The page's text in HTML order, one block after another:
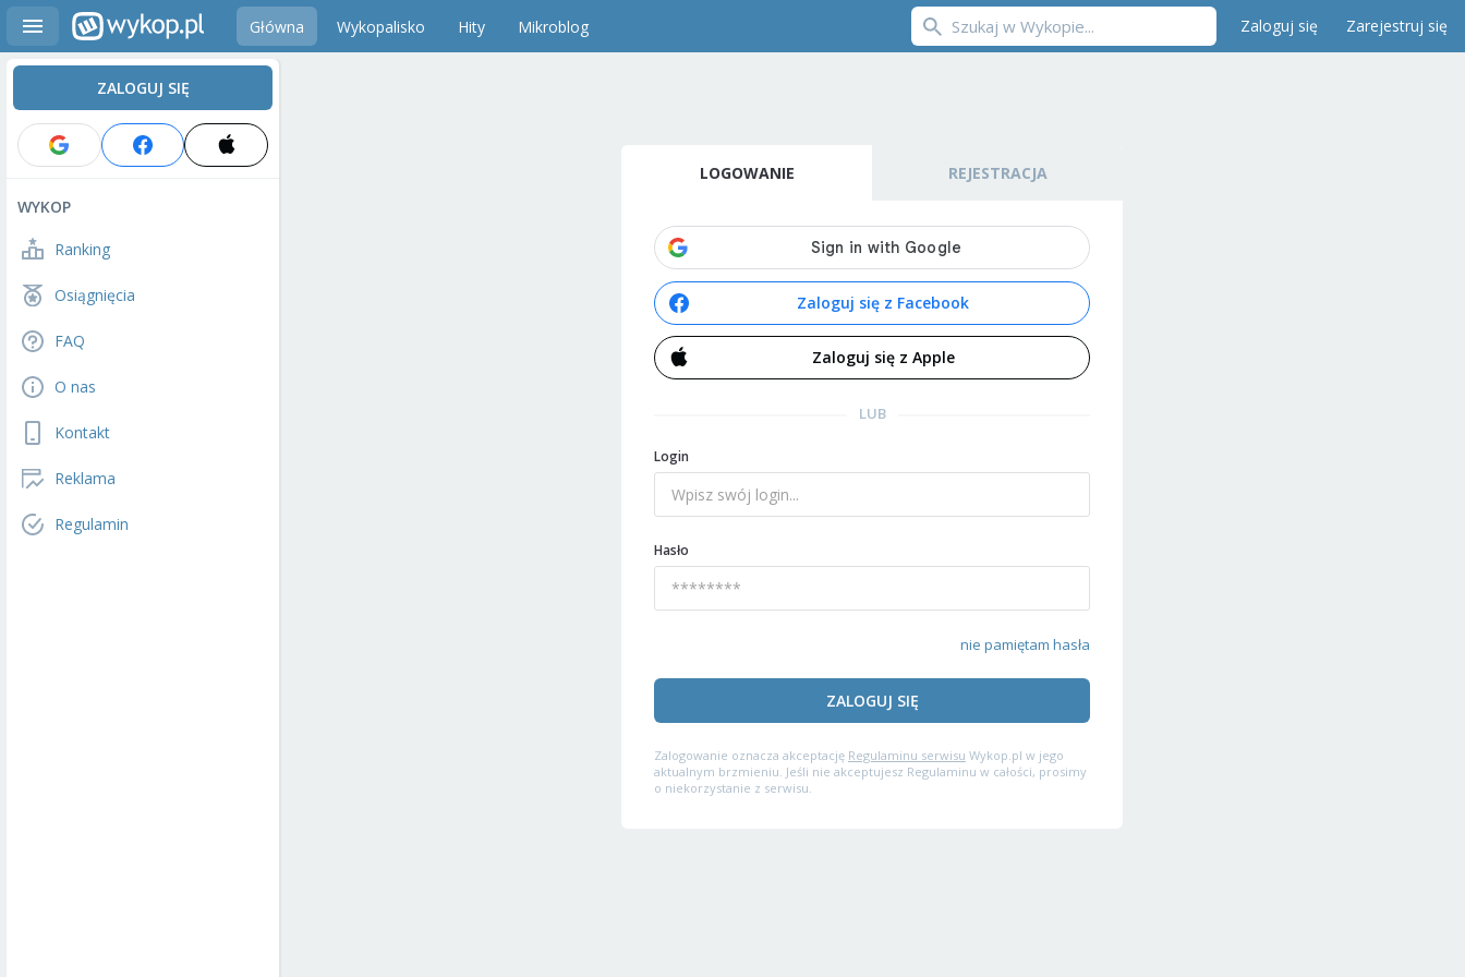
Główna Wykopalisko Hity Mikroblog Zaloguj się Zarejestruj się
ZALOGUJ SIĘ
WYKOP
Ranking
Osiągnięcia
FAQ
O nas
Kontakt
Reklama
Regulamin
LOGOWANIE REJESTRACJA
Zaloguj się z Facebook
Zaloguj się z Apple
LUB
Login
Hasło
nie pamiętam hasła
ZALOGUJ SIĘ
Zalogowanie oznacza akceptację Regulaminu serwisu Wykop.pl w jego
aktualnym brzmieniu. Jeśli nie akceptujesz Regulaminu w całości, prosimy
o niekorzystanie z serwisu.